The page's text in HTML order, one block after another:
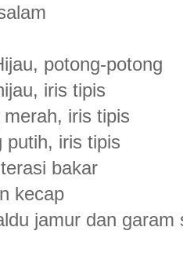
potong-potong
iris tipis
iris tipis
putih, iris tipis
bakar
kecap
jamur dan garam